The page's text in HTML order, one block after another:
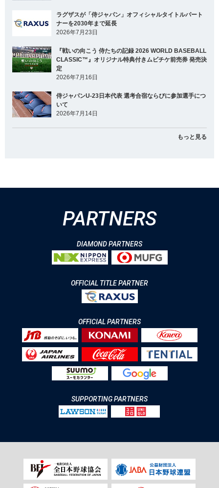
ラグザスが「侍ジャパン」オフィシャルタイトルパート
ナーを2030年まで延長
2026年7月23日
『戦いの向こう 侍たちの記録 2026 WORLD BASEBALL
CLASSIC™』オリジナル特典付きムビチケ前売券 発売決
定
2026年7月16日
侍ジャパンU-23日本代表 選考合宿ならびに参加選手につ
いて
2026年7月14日
もっと見る
PARTNERS
DIAMOND PARTNERS
OFFICIAL TITLE PARTNER
OFFICIAL PARTNERS
SUPPORTING PARTNERS